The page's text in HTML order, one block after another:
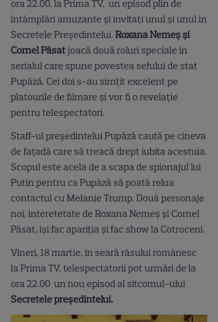
ora 22.00, la Prima TV, un episod plin de
întâmplări amuzante și invitați unul și unul in
Secretele Președintelui.Roxana Nemeș și
Cornel Păsatjoacă două roluri speciale în
serialul care spune povestea sefului de stat
Pupăză. Cei doi s-au simțit excelent pe
platourile de filmare și vor fi o revelație
pentru telespectatori.
Staff-ul președintelui Pupăză caută pe cineva
de fațadă care să treacă drept iubita acestuia.
Scopul este acela de a scapa de spionajul lui
Putin pentru ca Pupăză să poată relua
contactul cu Melanie Trump. Două personaje
noi, interetetate de Roxana Nemeș și Cornel
Păsat, își fac apariția și fac show la Cotroceni.
Vineri, 18 martie, în seară râsului românesc
la Prima TV, telespectatorii pot urmări de la
ora 22.00 un nou episod al sitcomul-ului
Secretele președintelui.